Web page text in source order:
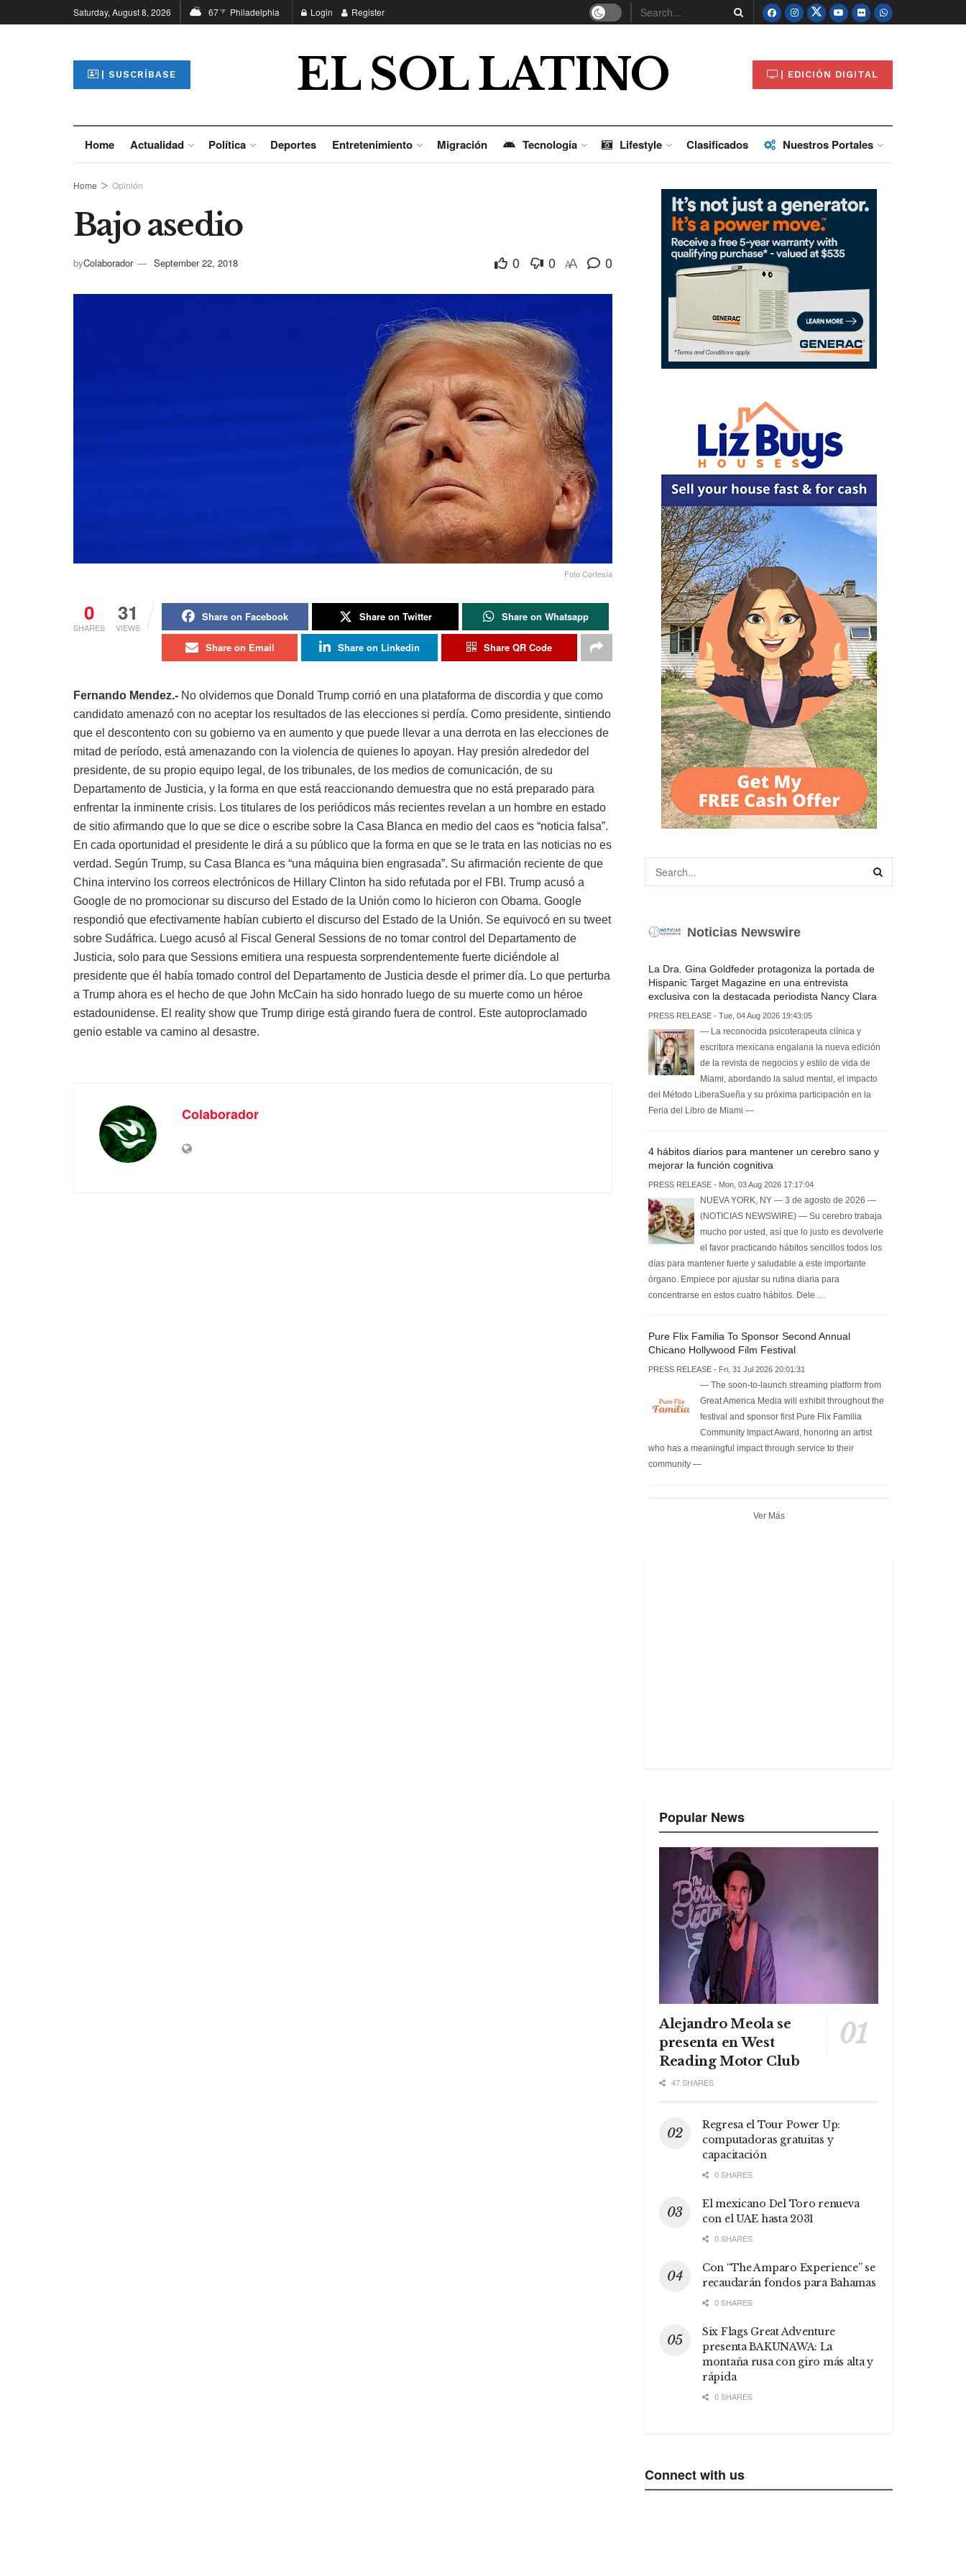
Saturday, August 8, 2026 67°F Philadelphia Login Register
| SUSCRÍBASE EL SOL LATINO | EDICIÓN DIGITAL
Home Actualidad Política Deportes Entretenimiento Migración Tecnología Lifestyle Clasificados Nuestros Portales
Home Opinión
Bajo asedio
byColaborador September 22, 2018 0 0 AA 0
Foto Cortesía
0
SHARES
31
VIEWS
Share on Facebook Share on Twitter Share on Whatsapp
Share on Email Share on Linkedin Share QR Code
Fernando Mendez.- No olvidemos que Donald Trump corrió en una plataforma de discordia y que como
candidato amenazó con no aceptar los resultados de las elecciones si perdía. Como presidente, sintiendo
que el descontento con su gobierno va en aumento y que puede llevar a una derrota en las elecciones de
mitad de período, está amenazando con la violencia de quienes lo apoyan. Hay presión alrededor del
presidente, de su propio equipo legal, de los tribunales, de los medios de comunicación, de su
Departamento de Justicia, y la forma en que está reaccionando demuestra que no está preparado para
enfrentar la inminente crisis. Los titulares de los periódicos más recientes revelan a un hombre en estado
de sitio afirmando que lo que se dice o escribe sobre la Casa Blanca en medio del caos es “noticia falsa”.
En cada oportunidad el presidente le dirá a su público que la forma en que se le trata en las noticias no es
verdad. Según Trump, su Casa Blanca es “una máquina bien engrasada”. Su afirmación reciente de que
China intervino los correos electrónicos de Hillary Clinton ha sido refutada por el FBI. Trump acusó a
Google de no promocionar su discurso del Estado de la Unión como lo hicieron con Obama. Google
respondió que efectivamente habían cubierto el discurso del Estado de la Unión. Se equivocó en su tweet
sobre Sudáfrica. Luego acusó al Fiscal General Sessions de no tomar control del Departamento de
Justicia, solo para que Sessions emitiera una respuesta sorprendentemente fuerte diciéndole al
presidente que él había tomado control del Departamento de Justicia desde el primer día. Lo que perturba
a Trump ahora es el hecho de que John McCain ha sido honrado luego de su muerte como un héroe
estadounidense. El reality show que Trump dirige está girando fuera de control. Este autoproclamado
genio estable va camino al desastre.
Colaborador
Noticias Newswire
La Dra. Gina Goldfeder protagoniza la portada de
Hispanic Target Magazine en una entrevista
exclusiva con la destacada periodista Nancy Clara
PRESS RELEASE - Tue, 04 Aug 2026 19:43:05
— La reconocida psicoterapeuta clínica y
escritora mexicana engalana la nueva edición
de la revista de negocios y estilo de vida de
Miami, abordando la salud mental, el impacto
del Método LiberaSueña y su próxima participación en la
Feria del Libro de Miami —
4 hábitos diarios para mantener un cerebro sano y
mejorar la función cognitiva
PRESS RELEASE - Mon, 03 Aug 2026 17:17:04
NUEVA YORK, NY — 3 de agosto de 2026 —
(NOTICIAS NEWSWIRE) — Su cerebro trabaja
mucho por usted, así que lo justo es devolverle
el favor practicando hábitos sencillos todos los
días para mantener fuerte y saludable a este importante
órgano. Empiece por ajustar su rutina diaria para
concentrarse en estos cuatro hábitos. Dele …
Pure Flix Familia To Sponsor Second Annual
Chicano Hollywood Film Festival
PRESS RELEASE - Fri, 31 Jul 2026 20:01:31
— The soon-to-launch streaming platform from
Great America Media will exhibit throughout the
festival and sponsor first Pure Flix Familia
Community Impact Award, honoring an artist
who has a meaningful impact through service to their
community —
Ver Más
Popular News
Alejandro Meola se
presenta en West
Reading Motor Club
47 SHARES
Regresa el Tour Power Up:
computadoras gratuitas y
capacitación
0 SHARES
El mexicano Del Toro renueva
con el UAE hasta 2031
0 SHARES
Con “The Amparo Experience” se
recaudarán fondos para Bahamas
0 SHARES
Six Flags Great Adventure
presenta BAKUNAWA: La
montaña rusa con giro más alta y
rápida
0 SHARES
Connect with us